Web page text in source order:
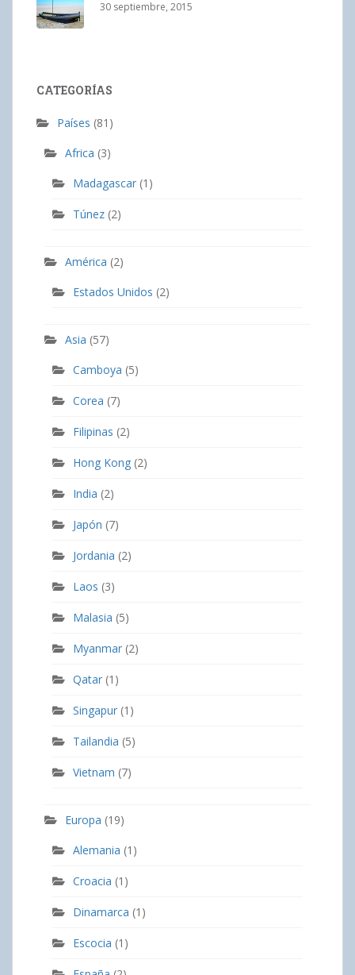
30 septiembre, 2015
CATEGORÍAS
Países (81)
Africa (3)
Madagascar (1)
Túnez (2)
América (2)
Estados Unidos (2)
Asia (57)
Camboya (5)
Corea (7)
Filipinas (2)
Hong Kong (2)
India (2)
Japón (7)
Jordania (2)
Laos (3)
Malasia (5)
Myanmar (2)
Qatar (1)
Singapur (1)
Tailandia (5)
Vietnam (7)
Europa (19)
Alemania (1)
Croacia (1)
Dinamarca (1)
Escocia (1)